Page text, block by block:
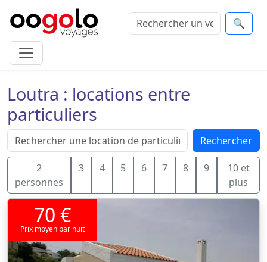
🔍
Loutra : locations entre
particuliers
Rechercher
2
personnes
3 4 5 6 7 8 9
10 et
plus
70 €
Prix moyen par nuit